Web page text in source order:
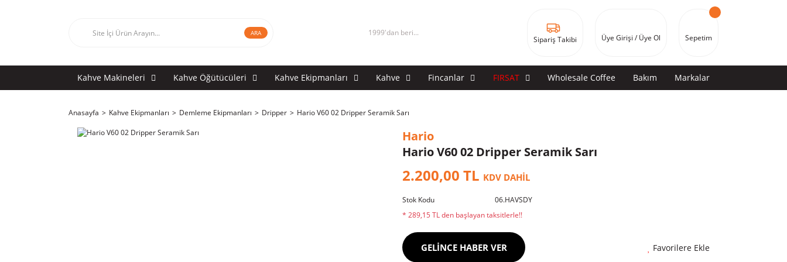
ARA 1999'dan beri...
Sipariş Takibi Üye Girişi / Üye Ol Sepetim
Kahve Makineleri Kahve Öğütücüleri Kahve Ekipmanları Kahve Fincanlar FIRSAT Wholesale Coffee Bakım Markalar
Anasayfa Kahve Ekipmanları Demleme Ekipmanları Dripper Hario V60 02 Dripper Seramik Sarı
Hario
Hario V60 02 Dripper Seramik Sarı
2.200,00 TL KDV DAHİL
Stok Kodu
06.HAVSDY
* 289,15 TL den başlayan taksitlerle!!
GELİNCE HABER VER Favorilere Ekle